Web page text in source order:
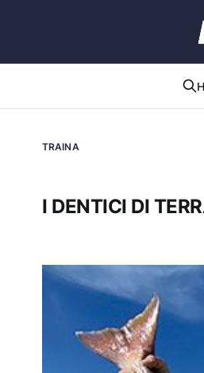
TRAINA
I DENTICI DI